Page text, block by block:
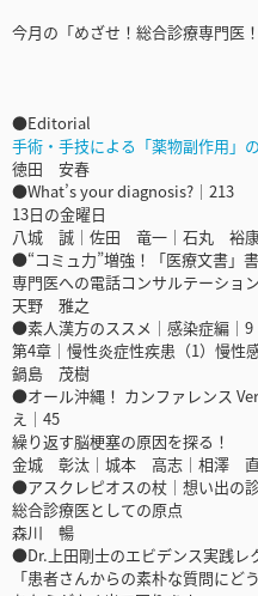
今月の「めざせ！総合診療専門医
●Editorial
手術・手技による「薬物副作用」
徳田 安春
●What’s your diagnosis?｜213
13日の金曜日
八城 誠｜佐田 竜一｜石丸 裕
●“コミュ力”増強！「医療文書」
専門医への電話コンサルテーショ
天野 雅之
●素人漢方のススメ｜感染症編｜9
第4章｜慢性炎症性疾患（1）慢性
鍋島 茂樹
●オール沖縄！ カンファレンス
え｜45
繰り返す脳梗塞の原因を探る！
金城 彰汰｜城本 高志｜相澤 直
●アスクレピオスの杖｜想い出の
総合診療医としての原点
森川 暢
●Dr.上田剛士のエビデンス実践レ
「患者さんからの素朴な質問にど